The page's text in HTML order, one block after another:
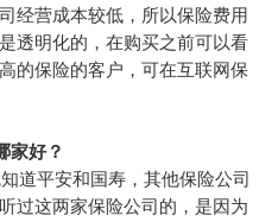
经营成本较低，所以保险费用
透明化的，在购买之前可以看
的保险的客户，可在互联网保
家好？
平安和国寿，其他保险公司
过这两家保险公司的，是因为